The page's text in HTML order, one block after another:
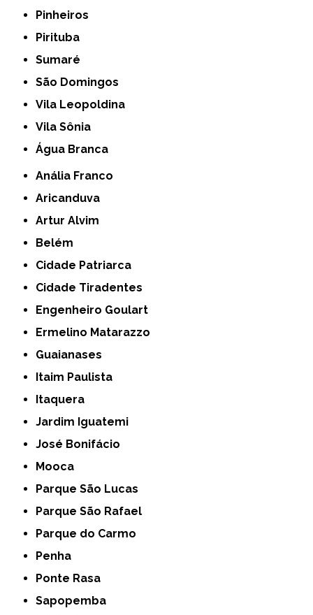
Pinheiros
Pirituba
Sumaré
São Domingos
Vila Leopoldina
Vila Sônia
Água Branca
Anália Franco
Aricanduva
Artur Alvim
Belém
Cidade Patriarca
Cidade Tiradentes
Engenheiro Goulart
Ermelino Matarazzo
Guaianases
Itaim Paulista
Itaquera
Jardim Iguatemi
José Bonifácio
Mooca
Parque São Lucas
Parque São Rafael
Parque do Carmo
Penha
Ponte Rasa
Sapopemba